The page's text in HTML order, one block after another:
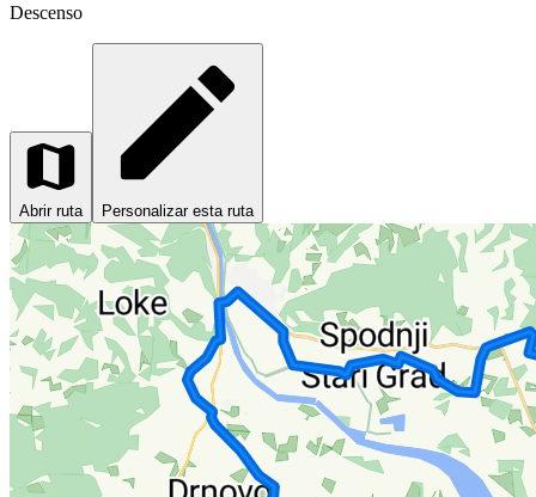
Descenso
Abrir ruta Personalizar esta ruta